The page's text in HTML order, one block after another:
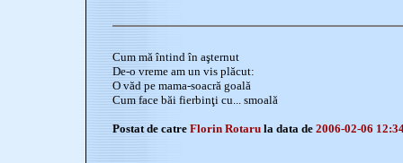
Cum mă întind în aşternut
De-o vreme am un vis plăcut:
O văd pe mama-soacră goală
Cum face băi fierbinţi cu... smoală
Postat de catre Florin Rotaru la data de 2006-02-06